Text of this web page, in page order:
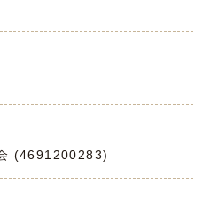
(4691200283)